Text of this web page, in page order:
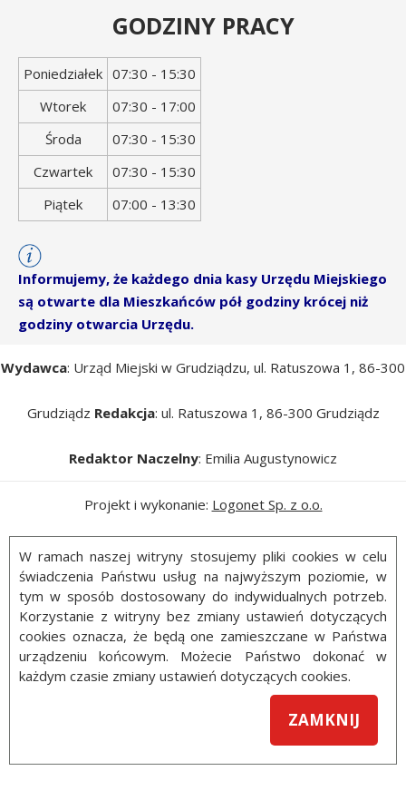
GODZINY PRACY
Dzień
tygodnia
Godziny
otwarcia
Poniedziałek 07:30 - 15:30
Wtorek
07:30 - 17:00
Środa
07:30 - 15:30
Czwartek
07:30 - 15:30
Piątek
07:00 - 13:30
Informujemy, że każdego dnia kasy Urzędu Miejskiego
są otwarte dla Mieszkańców pół godziny krócej niż
godziny otwarcia Urzędu.
Wydawca: Urząd Miejski w Grudziądzu, ul. Ratuszowa 1, 86-300
Grudziądz Redakcja: ul. Ratuszowa 1, 86-300 Grudziądz
Redaktor Naczelny: Emilia Augustynowicz
Projekt i wykonanie: Logonet Sp. z o.o.
W ramach naszej witryny stosujemy pliki cookies w celu
świadczenia Państwu usług na najwyższym poziomie, w
tym w sposób dostosowany do indywidualnych potrzeb.
Korzystanie z witryny bez zmiany ustawień dotyczących
cookies oznacza, że będą one zamieszczane w Państwa
urządzeniu końcowym. Możecie Państwo dokonać w
każdym czasie zmiany ustawień dotyczących cookies.
ZAMKNIJ